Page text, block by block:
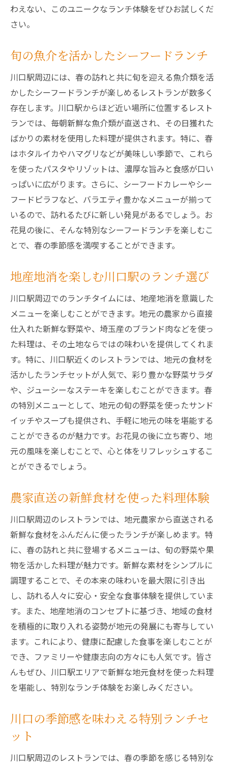
わえない、このユニークなランチ体験をぜひお試しくだ
さい。
旬の魚介を活かしたシーフードランチ
川口駅周辺には、春の訪れと共に旬を迎える魚介類を活
かしたシーフードランチが楽しめるレストランが数多く
存在します。川口駅からほど近い場所に位置するレスト
ランでは、毎朝新鮮な魚介類が直送され、その日獲れた
ばかりの素材を使用した料理が提供されます。特に、春
はホタルイカやハマグリなどが美味しい季節で、これら
を使ったパスタやリゾットは、濃厚な旨みと食感が口い
っぱいに広がります。さらに、シーフードカレーやシー
フードピラフなど、バラエティ豊かなメニューが揃って
いるので、訪れるたびに新しい発見があるでしょう。お
花見の後に、そんな特別なシーフードランチを楽しむこ
とで、春の季節感を満喫することができます。
地産地消を楽しむ川口駅のランチ選び
川口駅周辺でのランチタイムには、地産地消を意識した
メニューを楽しむことができます。地元の農家から直接
仕入れた新鮮な野菜や、埼玉産のブランド肉などを使っ
た料理は、その土地ならではの味わいを提供してくれま
す。特に、川口駅近くのレストランでは、地元の食材を
活かしたランチセットが人気で、彩り豊かな野菜サラダ
や、ジューシーなステーキを楽しむことができます。春
の特別メニューとして、地元の旬の野菜を使ったサンド
イッチやスープも提供され、手軽に地元の味を堪能する
ことができるのが魅力です。お花見の後に立ち寄り、地
元の風味を楽しむことで、心と体をリフレッシュするこ
とができるでしょう。
農家直送の新鮮食材を使った料理体験
川口駅周辺のレストランでは、地元農家から直送される
新鮮な食材をふんだんに使ったランチが楽しめます。特
に、春の訪れと共に登場するメニューは、旬の野菜や果
物を活かした料理が魅力です。新鮮な素材をシンプルに
調理することで、その本来の味わいを最大限に引き出
し、訪れる人々に安心・安全な食事体験を提供していま
す。また、地産地消のコンセプトに基づき、地域の食材
を積極的に取り入れる姿勢が地元の発展にも寄与してい
ます。これにより、健康に配慮した食事を楽しむことが
でき、ファミリーや健康志向の方々にも人気です。皆さ
んもぜひ、川口駅エリアで新鮮な地元食材を使った料理
を堪能し、特別なランチ体験をお楽しみください。
川口の季節感を味わえる特別ランチセ
ット
川口駅周辺のレストランでは、春の季節を感じる特別な